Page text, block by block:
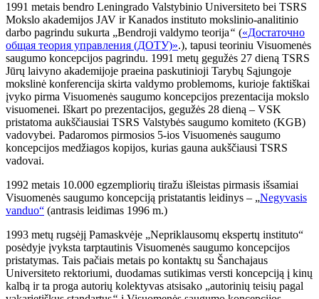
1991 metais bendro Leningrado Valstybinio Universiteto bei TSRS
Mokslo akademijos JAV ir Kanados instituto mokslinio-analitinio
darbo pagrindu sukurta „Bendroji valdymo teorija“ («Достаточно
общая теория управления (ДОТУ)».), tapusi teoriniu Visuomenės
saugumo koncepcijos pagrindu. 1991 metų gegužės 27 dieną TSRS
Jūrų laivyno akademijoje praeina paskutinioji Tarybų Sąjungoje
mokslinė konferencija skirta valdymo problemoms, kurioje faktiškai
įvyko pirma Visuomenės saugumo koncepcijos prezentacija mokslo
visuomenei. Iškart po prezentacijos, gegužės 28 dieną – VSK
pristatoma aukščiausiai TSRS Valstybės saugumo komiteto (KGB)
vadovybei. Padaromos pirmosios 5-ios Visuomenės saugumo
koncepcijos medžiagos kopijos, kurias gauna aukščiausi TSRS
vadovai.
1992 metais 10.000 egzempliorių tiražu išleistas pirmasis išsamiai
Visuomenės saugumo koncepciją pristatantis leidinys – „Negyvasis
vanduo“ (antrasis leidimas 1996 m.)
1993 metų rugsėjį Pamaskvėje „Nepriklausomų ekspertų instituto“
posėdyje įvyksta tarptautinis Visuomenės saugumo koncepcijos
pristatymas. Tais pačiais metais po kontaktų su Šanchajaus
Universiteto rektoriumi, duodamas sutikimas versti koncepciją į kinų
kalbą ir ta proga autorių kolektyvas atsisako „autorinių teisių pagal